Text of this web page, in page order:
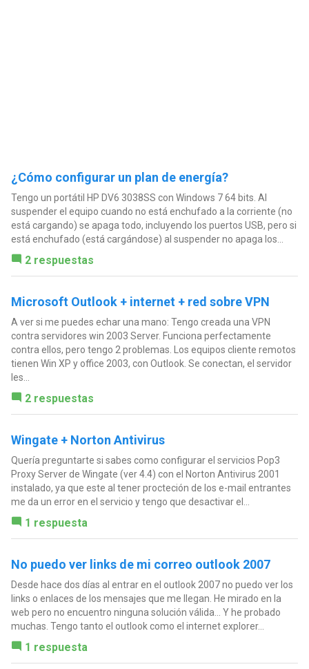
¿Cómo configurar un plan de energía?
Tengo un portátil HP DV6 3038SS con Windows 7 64 bits. Al
suspender el equipo cuando no está enchufado a la corriente (no
está cargando) se apaga todo, incluyendo los puertos USB, pero si
está enchufado (está cargándose) al suspender no apaga los...
2 respuestas
Microsoft Outlook + internet + red sobre VPN
A ver si me puedes echar una mano: Tengo creada una VPN
contra servidores win 2003 Server. Funciona perfectamente
contra ellos, pero tengo 2 problemas. Los equipos cliente remotos
tienen Win XP y office 2003, con Outlook. Se conectan, el servidor
les...
2 respuestas
Wingate + Norton Antivirus
Quería preguntarte si sabes como configurar el servicios Pop3
Proxy Server de Wingate (ver 4.4) con el Norton Antivirus 2001
instalado, ya que este al tener procteción de los e-mail entrantes
me da un error en el servicio y tengo que desactivar el...
1 respuesta
No puedo ver links de mi correo outlook 2007
Desde hace dos días al entrar en el outlook 2007 no puedo ver los
links o enlaces de los mensajes que me llegan. He mirado en la
web pero no encuentro ninguna solución válida... Y he probado
muchas. Tengo tanto el outlook como el internet explorer...
1 respuesta